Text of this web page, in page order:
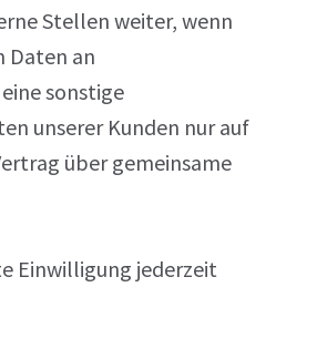
Stellen weiter, wenn
Daten an
sonstige
unserer Kunden nur auf
über gemeinsame
Einwilligung jederzeit